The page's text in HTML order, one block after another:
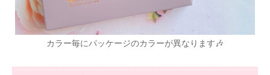
カラー毎にパッケージのカラーが異なります🎶